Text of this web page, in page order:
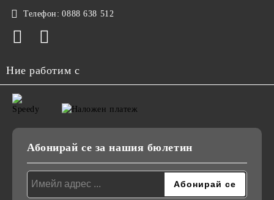
Телефон: 0888 638 512
Ние работим с
Абонирай се за нашия бюлетин